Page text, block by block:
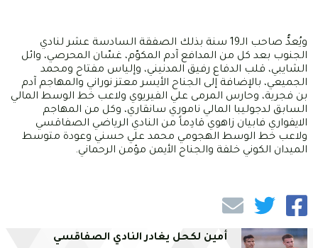
ويُعدُّ صاحب الـ19 سنة بذلك الصفقة السادسة عشر لنادي
الجنوب بعد كل من المدافع آدم المكوّم، غسّان المحرصي، وائل
الشايبي، قلب الدفاع رفيق المدنيني، وإلياس مفتاح ومحمد
الجميعي، بالإضافة إلى الجناح الأيسر معتز نوراني والمهاجم آدم
بن فجرية، وحارس المرمى علي الفيريوي ولاعب خط الوسط المالي
السابق لدجوليبا المالي ناموري سانقاري، وكل من المهاجم
الايفواري فابيان زاهوي قادِماً من النادي الرياضي الصفاقسي
ولاعب خط الوسط الهجومي محمد علي حسني وعودة متوسط
الميدان الكوني خلفة والجناح الأيمن مؤمن الرحماني.
أمين لكحل يغادر النادي الصفاقسي